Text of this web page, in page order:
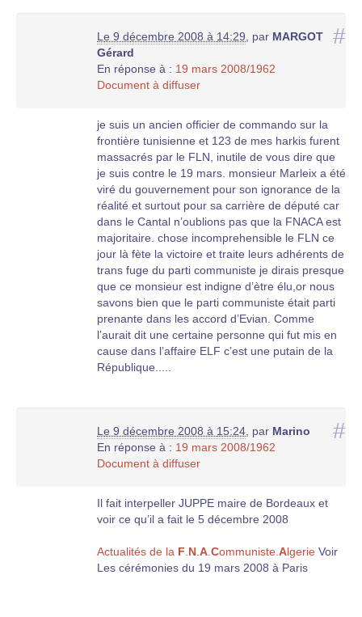
19.3.08à Aurillac lors d’une cérémonie qui, nul
doute, a répondu à ses vœux. Elle se déroulait
au square du 19 mars, en présence du Préfet
en tenue, d’une musique militaire, de nombreux
de Terre, de l’Air et de la Marine, en tenue
également, du Président du Conseil Général du
Cantal et du Maire de la ville. Il s’est déclaré
heureux d’y être présent avec beaucoup de
monde et d’avoir changé les textes relatifs à ces
manifestations.
Source : A.S.A.F
#
Le 9 décembre 2008 à 14:29, par MARGOT
Gérard
En réponse à : 19 mars 2008/1962
Document à diffuser
je suis un ancien officier de commando sur la
frontière tunisienne et 123 de mes harkis furent
massacrés par le FLN, inutile de vous dire que
je suis contre le 19 mars. monsieur Marleix a été
viré du gouvernement pour son ignorance de la
réalité et surtout pour sa carrière de député car
dans le Cantal n’oublions pas que la FNACA est
majoritaire. chose incomprehensible le FLN ce
jour là fète la victoire et traite leurs adhérents de
trans fuge du parti communiste je dirais presque
que ce monsieur est indigne d’ètre élu,or nous
savons bien que le parti communiste était parti
prenante dans les accord d’Evian. Comme
l’aurait dit une certaine personne qui fut mis en
cause dans l’affaire ELF c’est une putain de la
République.....
#
Le 9 décembre 2008 à 15:24, par Marino
En réponse à : 19 mars 2008/1962
Document à diffuser
Il fait interpeller JUPPE maire de Bordeaux et
voir ce qu’il a fait le 5 décembre 2008
Actualités de la F.N.A.Communiste.Algerie Voir
Les cérémonies du 19 mars 2008 à Paris